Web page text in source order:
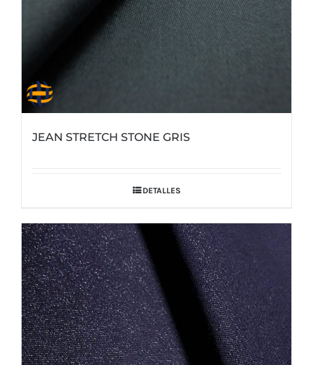
JEAN STRETCH STONE GRIS
DETALLES